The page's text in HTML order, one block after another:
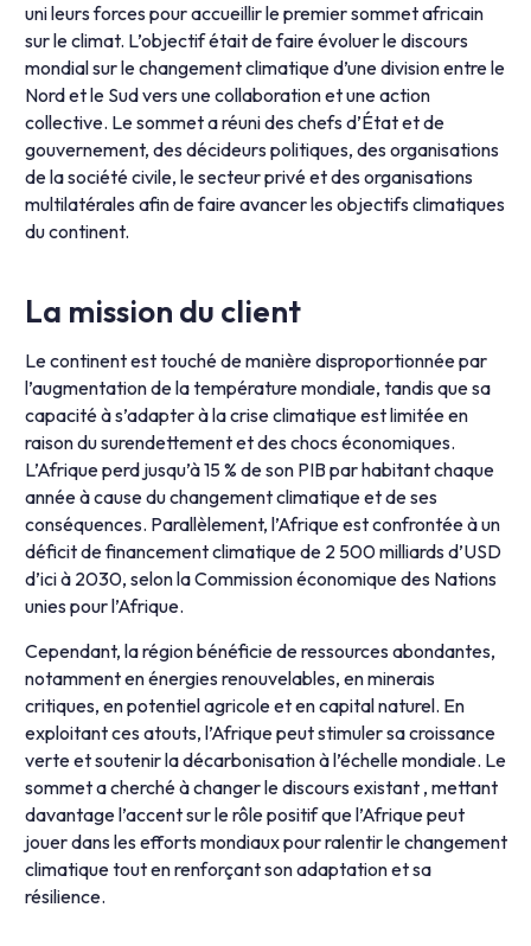
uni leurs forces pour accueillir le premier sommet africain
sur le climat. L’objectif était de faire évoluer le discours
mondial sur le changement climatique d’une division entre le
Nord et le Sud vers une collaboration et une action
collective. Le sommet a réuni des chefs d’État et de
gouvernement, des décideurs politiques, des organisations
de la société civile, le secteur privé et des organisations
multilatérales afin de faire avancer les objectifs climatiques
du continent.
La mission du client
Le continent est touché de manière disproportionnée par
l’augmentation de la température mondiale, tandis que sa
capacité à s’adapter à la crise climatique est limitée en
raison du surendettement et des chocs économiques.
L’Afrique perd jusqu’à 15 % de son PIB par habitant chaque
année à cause du changement climatique et de ses
conséquences. Parallèlement, l’Afrique est confrontée à un
déficit de financement climatique de 2 500 milliards d’USD
d’ici à 2030, selon la Commission économique des Nations
unies pour l’Afrique.
Cependant, la région bénéficie de ressources abondantes,
notamment en énergies renouvelables, en minerais
critiques, en potentiel agricole et en capital naturel. En
exploitant ces atouts, l’Afrique peut stimuler sa croissance
verte et soutenir la décarbonisation à l’échelle mondiale. Le
sommet a cherché à changer le discours existant , mettant
davantage l’accent sur le rôle positif que l’Afrique peut
jouer dans les efforts mondiaux pour ralentir le changement
climatique tout en renforçant son adaptation et sa
résilience.